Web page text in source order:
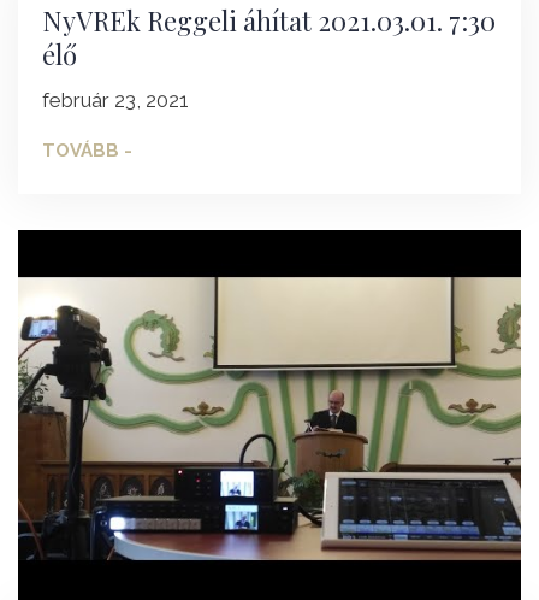
NyVREk Reggeli áhítat 2021.03.01. 7:30
élő
február 23, 2021
TOVÁBB -